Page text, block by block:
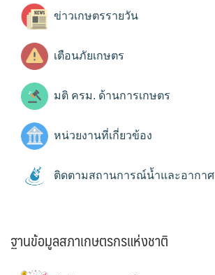
ข่าวเกษตรรายวัน
เตือนภัยเกษตร
มติ ครม. ด้านการเกษตร
หน่วยงานที่เกี่ยวข้อง
ติดตามสถานการณ์น้ำและอากาศ
ฐานข้อมูลสภาเกษตรกรแห่งชาติ